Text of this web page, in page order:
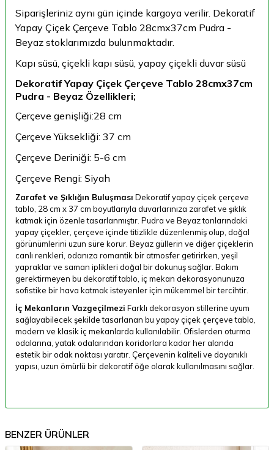
Siparişleriniz aynı gün içinde kargoya verilir. Dekoratif
Yapay Çiçek Çerçeve Tablo 28cmx37cm Pudra -
Beyaz stoklarımızda bulunmaktadır.
Kapı süsü, çiçekli kapı süsü, yapay çiçekli duvar süsü
Dekoratif Yapay Çiçek Çerçeve Tablo 28cmx37cm
Pudra - Beyaz Özellikleri;
Çerçeve genişliği:28 cm
Çerçeve Yüksekliği: 37 cm
Çerçeve Deriniği: 5-6 cm
Çerçeve Rengi: Siyah
Zarafet ve Şıklığın Buluşması Dekoratif yapay çiçek çerçeve
tablo, 28 cm x 37 cm boyutlarıyla duvarlarınıza zarafet ve şıklık
katmak için özenle tasarlanmıştır. Pudra ve Beyaz tonlarındaki
yapay çiçekler, çerçeve içinde titizlikle düzenlenmiş olup, doğal
görünümlerini uzun süre korur. Beyaz güllerin ve diğer çiçeklerin
canlı renkleri, odanıza romantik bir atmosfer getirirken, yeşil
yapraklar ve saman iplikleri doğal bir dokunuş sağlar. Bakım
gerektirmeyen bu dekoratif tablo, iç mekan dekorasyonunuza
sofistike bir hava katmak isteyenler için mükemmel bir tercihtir.
İç Mekanların Vazgeçilmezi Farklı dekorasyon stillerine uyum
sağlayabilecek şekilde tasarlanan bu yapay çiçek çerçeve tablo,
modern ve klasik iç mekanlarda kullanılabilir. Ofislerden oturma
odalarına, yatak odalarından koridorlara kadar her alanda
estetik bir odak noktası yaratır. Çerçevenin kaliteli ve dayanıklı
yapısı, uzun ömürlü bir dekoratif öğe olarak kullanılmasını sağlar.
BENZER ÜRÜNLER